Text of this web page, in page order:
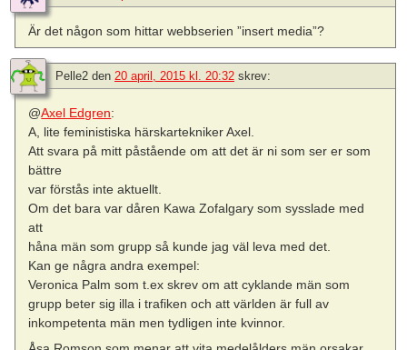
Är det någon som hittar webbserien ”insert media”?
Pelle2 den 20 april, 2015 kl. 20:32 skrev:
@Axel Edgren:
A, lite feministiska härskartekniker Axel.
Att svara på mitt påstående om att det är ni som ser er som
bättre
var förstås inte aktuellt.
Om det bara var dåren Kawa Zofalgary som sysslade med
att
håna män som grupp så kunde jag väl leva med det.
Kan ge några andra exempel:
Veronica Palm som t.ex skrev om att cyklande män som
grupp beter sig illa i trafiken och att världen är full av
inkompetenta män men tydligen inte kvinnor.